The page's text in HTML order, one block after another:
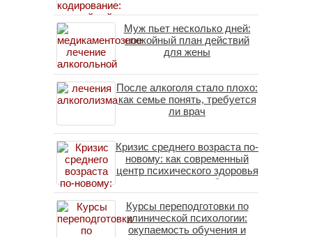
Муж пьет несколько дней:
спокойный план действий
для жены
После алкоголя стало плохо:
как семье понять, требуется
ли врач
Кризис среднего возраста по-
новому: как современный
центр психического здоровья
помогает пересобрать
личность без таблеток
(методы ДПДГ и КПТ)
Курсы переподготовки по
клинической психологии:
окупаемость обучения и